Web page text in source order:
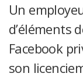
Un
d’éléments
Facebook
son